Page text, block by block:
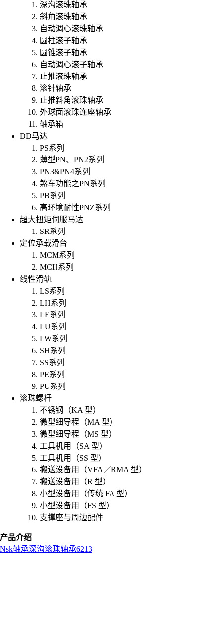
深沟滚珠轴承
斜角滚珠轴承
自动调心滚珠轴承
圆柱滚子轴承
圆锥滚子轴承
自动调心滚子轴承
止推滚珠轴承
滚针轴承
止推斜角滚珠轴承
外球面滚珠连座轴承
轴承箱
DD马达
PS系列
薄型PN、PN2系列
PN3&PN4系列
煞车功能之PN系列
PB系列
高环境耐性PNZ系列
超大扭矩伺服马达
SR系列
定位承载滑台
MCM系列
MCH系列
线性滑轨
LS系列
LH系列
LE系列
LU系列
LW系列
SH系列
SS系列
PE系列
PU系列
滚珠螺杆
不锈钢（KA 型）
微型细导程（MA 型）
微型细导程（MS 型）
工具机用（SA 型）
工具机用（SS 型）
搬送设备用（VFA／RMA 型）
搬送设备用（R 型）
小型设备用（传统 FA 型）
小型设备用（FS 型）
支撑座与周边配件
产品介绍
Nsk轴承深沟滚珠轴承6213